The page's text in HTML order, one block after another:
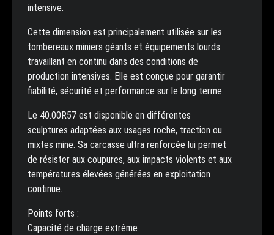
intensive.
Cette dimension est principalement utilisée sur les
tombereaux miniers géants et équipements lourds
travaillant en continu dans des conditions de
production intensives. Elle est conçue pour garantir
fiabilité, sécurité et performance sur le long terme.
Le 40.00R57 est disponible en différentes
sculptures adaptées aux usages roche, traction ou
mixtes mine. Sa carcasse ultra renforcée lui permet
de résister aux coupures, aux impacts violents et aux
températures élevées générées en exploitation
continue.
Points forts :
Capacité de charge extrême